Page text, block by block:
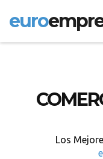
euro
Los